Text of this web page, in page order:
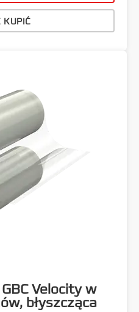
KUPIĆ
Velocity w
błyszcząca